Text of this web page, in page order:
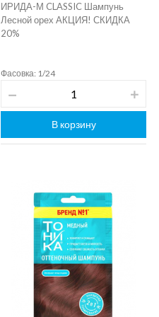
ИРИДА-М CLASSIC Шампунь
Лесной орех АКЦИЯ! СКИДКА
20%
Фасовка: 1/24
В корзину